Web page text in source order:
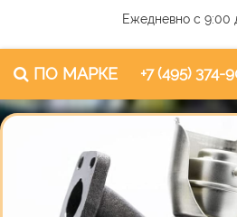
Ежедневно с 9:00
ПО МАРКЕ +7 (495) 374-